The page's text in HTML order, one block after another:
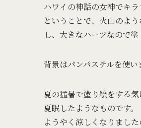
ハワイの神話の女神でキ
ということで、火山のよ
し、大きなハーツなので塗
背景はパンパステルを使い
夏の猛暑で塗り絵をする
夏眠したようなものです。
ようやく涼しくなりまし